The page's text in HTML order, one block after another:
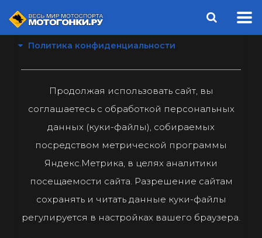
Политика конфиденциальности
Продолжая использовать сайт, вы
соглашаетесь с обработкой персональных
данных (куки-файлы), собираемых
посредством метрической программы
Яндекс.Метрика, в целях аналитики
посещаемости сайта. Разрешение сайтам
сохранять и читать данные куки-файлы
регулируется в настройках вашего браузера.